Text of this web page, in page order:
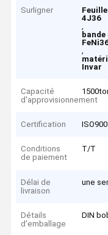
Surligner
4J36
,
,
Invar
Capacité
d'approvisionnement
Certification
Conditions
de paiement
T/T
Délai de
livraison
une
Détails
d'emballage
DIN